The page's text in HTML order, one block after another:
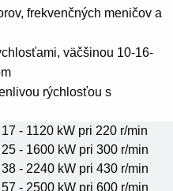
frekvenčných meničov a
väčšinou 10-16-
rýchlosťou s
- 1120 kW pri 220 r/min
- 1600 kW pri 300 r/min
- 2240 kW pri 430 r/min
- 2500 kW pri 600 r/min